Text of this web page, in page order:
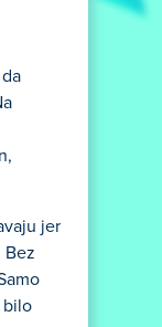
jer
Bez
bilo